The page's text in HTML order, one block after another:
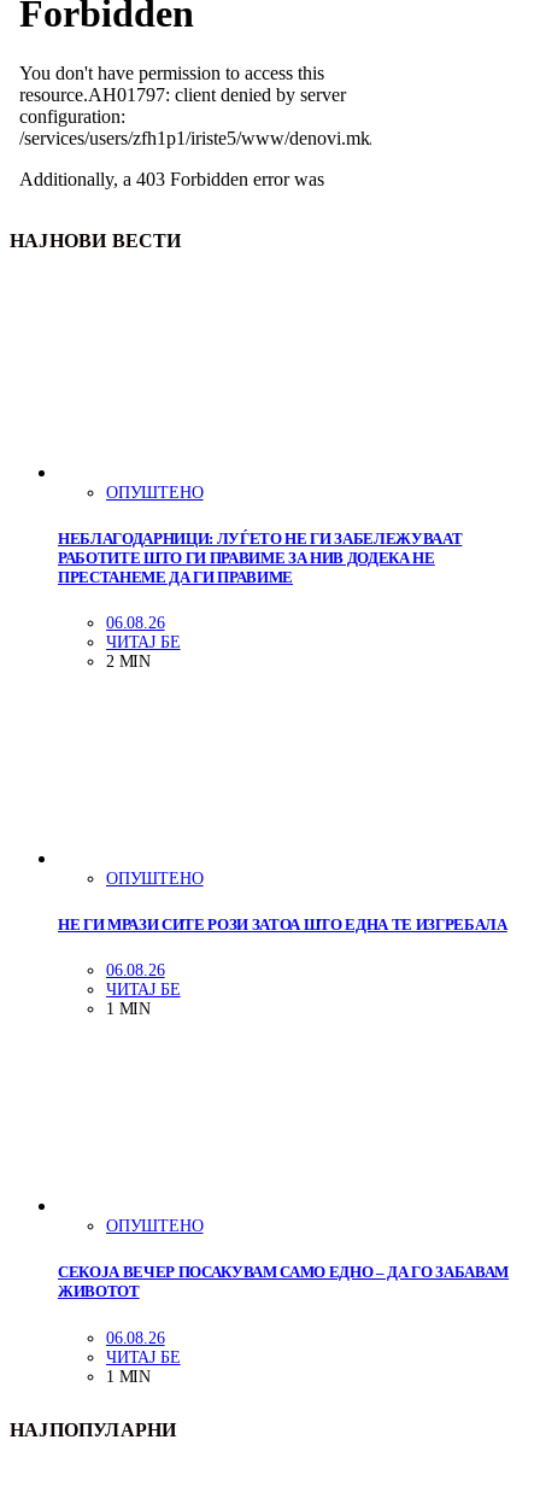
НАЈНОВИ ВЕСТИ
ОПУШТЕНО
НЕБЛАГОДАРНИЦИ: ЛУЃЕТО НЕ ГИ ЗАБЕЛЕЖУВААТ
РАБОТИТЕ ШТО ГИ ПРАВИМЕ ЗА НИВ ДОДЕКА НЕ
ПРЕСТАНЕМЕ ДА ГИ ПРАВИМЕ
06.08.26
ЧИТАЈ БЕ
2 MIN
ОПУШТЕНО
НЕ ГИ МРАЗИ СИТЕ РОЗИ ЗАТОА ШТО ЕДНА ТЕ ИЗГРЕБАЛА
06.08.26
ЧИТАЈ БЕ
1 MIN
ОПУШТЕНО
СЕКОЈА ВЕЧЕР ПОСАКУВАМ САМО ЕДНО – ДА ГО ЗАБАВАМ
ЖИВОТОТ
06.08.26
ЧИТАЈ БЕ
1 MIN
НАЈПОПУЛАРНИ